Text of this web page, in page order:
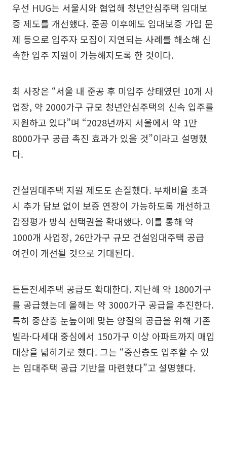
우선 HUG는 서울시와 협업해 청년안심주택 임대보
증 제도를 개선했다. 준공 이후에도 임대보증 가입 문
제 등으로 입주자 모집이 지연되는 사례를 해소해 신
속한 입주 지원이 가능해지도록 한 것이다.
최 사장은 “서울 내 준공 후 미입주 상태였던 10개 사
업장, 약 2000가구 규모 청년안심주택의 신속 입주를
지원하고 있다”며 “2028년까지 서울에서 약 1만
8000가구 공급 촉진 효과가 있을 것”이라고 설명했
다.
건설임대주택 지원 제도도 손질했다. 부채비율 초과
시 추가 담보 없이 보증 연장이 가능하도록 개선하고
감정평가 방식 선택권을 확대했다. 이를 통해 약
1000개 사업장, 26만가구 규모 건설임대주택 공급
여건이 개선될 것으로 기대된다.
든든전세주택 공급도 확대한다. 지난해 약 1800가구
를 공급했는데 올해는 약 3000가구 공급을 추진한다.
특히 중산층 눈높이에 맞는 양질의 공급을 위해 기존
빌라·다세대 중심에서 150가구 이상 아파트까지 매입
대상을 넓히기로 했다. 그는 “중산층도 입주할 수 있
는 임대주택 공급 기반을 마련했다”고 설명했다.